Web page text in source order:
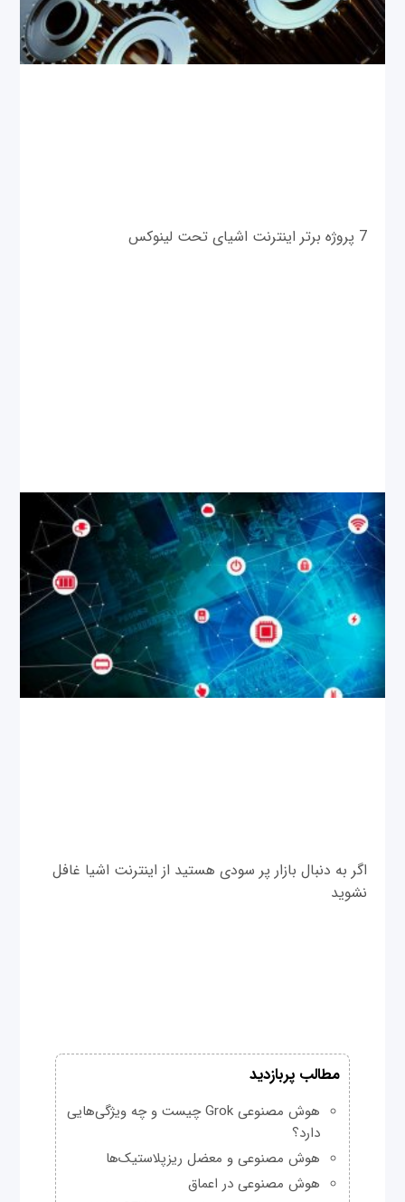
7 پروژه برتر اینترنت اشیای تحت لینوکس
اگر به دنبال بازار پر سودی هستید از اینترنت اشیا غافل
نشوید
مطالب پربازدید
هوش مصنوعی Grok چیست و چه ویژگی‌هایی
دارد؟
هوش مصنوعی و معضل ریزپلاستیک‌ها
هوش مصنوعی در اعماق